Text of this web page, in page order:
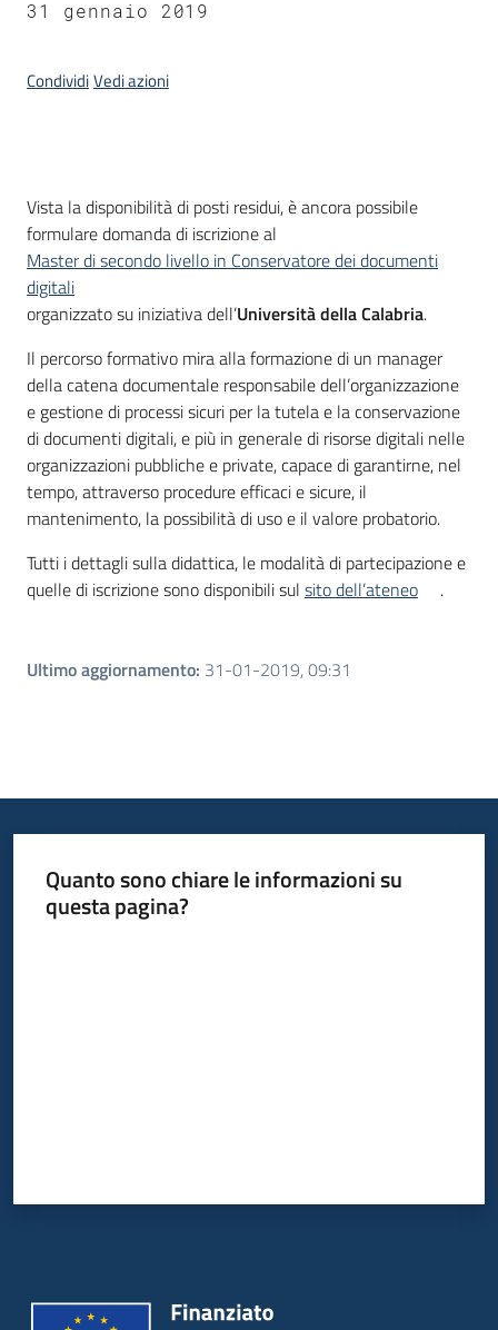
Contatti
su
31 gennaio 2019
CondividiVedi azioni
Introduzione
Vista la disponibilità di posti residui, è ancora possibile
formulare domanda di iscrizione al
Master di secondo livello in Conservatore dei documenti
digitali
organizzato su iniziativa dell’Università della Calabria.
Il percorso formativo mira alla formazione di un manager
della catena documentale responsabile dell’organizzazione
e gestione di processi sicuri per la tutela e la conservazione
di documenti digitali, e più in generale di risorse digitali nelle
organizzazioni pubbliche e private, capace di garantirne, nel
tempo, attraverso procedure efficaci e sicure, il
mantenimento, la possibilità di uso e il valore probatorio.
Tutti i dettagli sulla didattica, le modalità di partecipazione e
quelle di iscrizione sono disponibili sul sito dell’ateneo .
Ultimo aggiornamento: 31-01-2019, 09:31
Quanto sono chiare le informazioni su
questa pagina?